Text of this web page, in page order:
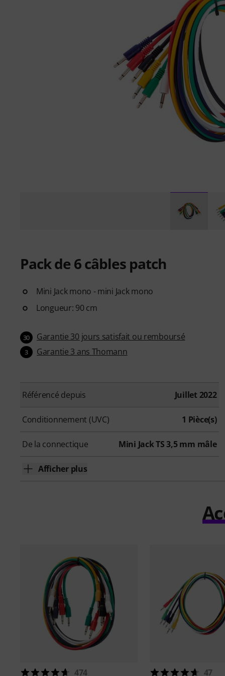
Pack de 6 câbles patch
Mini Jack mono - mini Jack mono
Longueur: 90 cm
30 Garantie 30 jours satisfait ou remboursé
3 Garantie 3 ans Thomann
Référencé depuis Juillet 2022
Conditionnement (UVC) 1 Pièce(s)
De la connectique Mini Jack TS 3,5 mm mâle
Afficher plus
474
47